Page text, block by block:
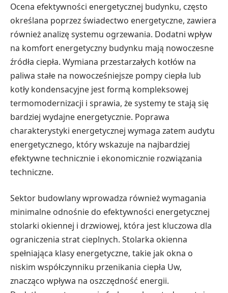
Ocena efektywności energetycznej budynku, często
określana poprzez świadectwo energetyczne, zawiera
również analizę systemu ogrzewania. Dodatni wpływ
na komfort energetyczny budynku mają nowoczesne
źródła ciepła. Wymiana przestarzałych kotłów na
paliwa stałe na nowocześniejsze pompy ciepła lub
kotły kondensacyjne jest formą kompleksowej
termomodernizacji i sprawia, że systemy te stają się
bardziej wydajne energetycznie. Poprawa
charakterystyki energetycznej wymaga zatem audytu
energetycznego, który wskazuje na najbardziej
efektywne technicznie i ekonomicznie rozwiązania
techniczne.
Sektor budowlany wprowadza również wymagania
minimalne odnośnie do efektywności energetycznej
stolarki okiennej i drzwiowej, która jest kluczowa dla
ograniczenia strat cieplnych. Stolarka okienna
spełniająca klasy energetyczne, takie jak okna o
niskim współczynniku przenikania ciepła Uw,
znacząco wpływa na oszczędność energii.